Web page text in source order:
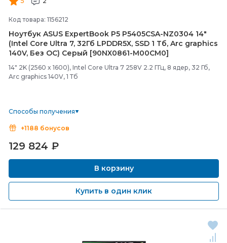
Код товара: 1156212
Ноутбук ASUS ExpertBook P5 P5405CSA-NZ0304 14"
(Intel Core Ultra 7, 32Гб LPDDR5X, SSD 1 Тб, Arc graphics
140V, Без ОС) Серый [90NX0861-M00CM0]
14" 2K (2560 x 1600), Intel Core Ultra 7 258V 2.2 ГГц, 8 ядер, 32 Гб,
Arc graphics 140V, 1 Тб
Способы получения
+1188 бонусов
129 824 ₽
В корзину
Купить в один клик